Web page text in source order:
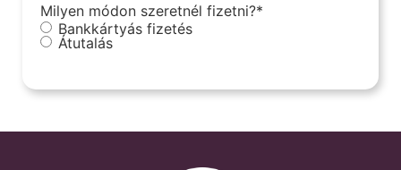
Milyen módon szeretnél fizetni?*
Bankkártyás fizetés
Átutalás